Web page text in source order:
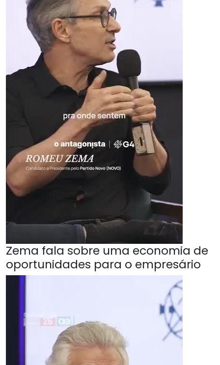
Zema fala sobre uma economia de
oportunidades para o empresário